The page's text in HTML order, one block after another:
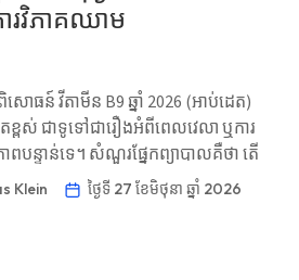
រវិភាគឈាម
ោធន៍ វីតាមីន B9 ឆ្នាំ 2026 (អាប់ដេត)
ខ្ពស់ ជាទូទៅជារឿងអំពីពេលវេលា ឬការ
បន្ទាន់ទេ។ សំណួរផ្នែកព្យាបាលគឺថា តើ
ឬរោគសញ្ញា ផ្លាស់ប្តូរអត្ថន័យដែរឬទេ។ 📖
ា ឆ្នាំ 2026 📝 បានបោះពុម្ពផ្សាយ៖ ថ្ងៃទី 27
កវេជ្ជសាស្ត្រ៖ ថ្ងៃទី 27 ខែមិថុនា ឆ្នាំ 2026
Klein
ថ្ងៃទី 27 ខែមិថុនា ឆ្នាំ 2026